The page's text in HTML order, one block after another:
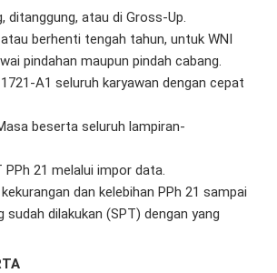
ditanggung, atau di Gross-Up.
berhenti tengah tahun, untuk WNI
pindahan maupun pindah cabang.
A1 seluruh karyawan dengan cepat
beserta seluruh lampiran-
21 melalui impor data.
dan kelebihan PPh 21 sampai
sudah dilakukan (SPT) dengan yang